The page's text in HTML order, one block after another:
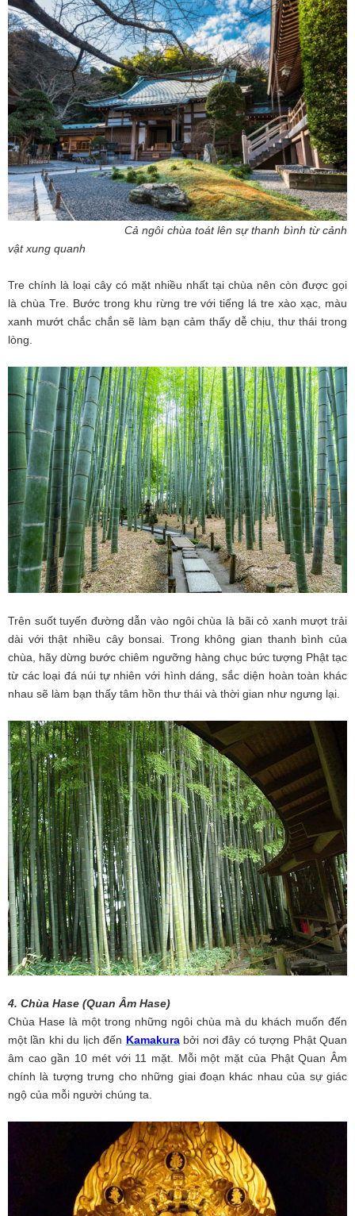
Cả ngôi chùa toát lên sự thanh bình từ cảnh
vật xung quanh
Tre chính là loại cây có mặt nhiều nhất tại chùa nên còn được gọi
là chùa Tre. Bước trong khu rừng tre với tiếng lá tre xào xạc, màu
xanh mướt chắc chắn sẽ làm bạn cảm thấy dễ chịu, thư thái trong
lòng.
Trên suốt tuyến đường dẫn vào ngôi chùa là bãi cỏ xanh mượt trải
dài với thật nhiều cây bonsai. Trong không gian thanh bình của
chùa, hãy dừng bước chiêm ngưỡng hàng chục bức tượng Phật tạc
từ các loại đá núi tự nhiên với hình dáng, sắc diện hoàn toàn khác
nhau sẽ làm bạn thấy tâm hồn thư thái và thời gian như ngưng lại.
4. Chùa Hase (Quan Âm Hase)
Chùa Hase là một trong những ngôi chùa mà du khách muốn đến
một lần khi du lịch đến Kamakurabởi nơi đây có tượng Phật Quan
âm cao gần 10 mét với 11 mặt. Mỗi một mặt của Phật Quan Âm
chính là tượng trưng cho những giai đoạn khác nhau của sự giác
ngộ của mỗi người chúng ta.